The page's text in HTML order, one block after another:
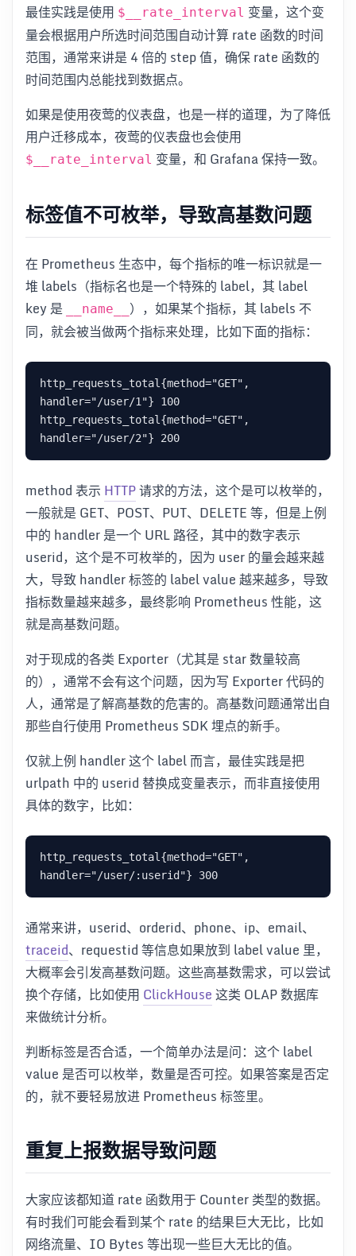
最佳实践是使用 $__rate_interval 变量，这个变
量会根据用户所选时间范围自动计算 rate 函数的时间
范围，通常来讲是 4 倍的 step 值，确保 rate 函数的
时间范围内总能找到数据点。
如果是使用夜莺的仪表盘，也是一样的道理，为了降低
用户迁移成本，夜莺的仪表盘也会使用
$__rate_interval 变量，和 Grafana 保持一致。
标签值不可枚举，导致高基数问题
在 Prometheus 生态中，每个指标的唯一标识就是一
堆 labels（指标名也是一个特殊的 label，其 label
key 是
__name__ ），如果某个指标，其 labels 不
同，就会被当做两个指标来处理，比如下面的指标：
http_requests_total{method="GET",
handler="/user/1"} 100
http_requests_total{method="GET",
method 表示 HTTP请求的方法，这个是可以枚举的，
一般就是 GET、POST、PUT、DELETE 等，但是上例
中的 handler 是一个 URL 路径，其中的数字表示
userid，这个是不可枚举的，因为 user 的量会越来越
大，导致 handler 标签的 label value 越来越多，导致
指标数量越来越多，最终影响 Prometheus 性能，这
就是高基数问题。
对于现成的各类 Exporter（尤其是 star 数量较高
的），通常不会有这个问题，因为写 Exporter 代码的
人，通常是了解高基数的危害的。高基数问题通常出自
那些自行使用 Prometheus SDK 埋点的新手。
仅就上例 handler 这个 label 而言，最佳实践是把
urlpath 中的 userid 替换成变量表示，而非直接使用
具体的数字，比如：
http_requests_total{method="GET",
通常来讲，userid、orderid、phone、ip、email、
traceid、requestid 等信息如果放到 label value 里，
大概率会引发高基数问题。这些高基数需求，可以尝试
换个存储，比如使用 ClickHouse这类 OLAP 数据库
来做统计分析。
判断标签是否合适，一个简单办法是问：这个 label
value 是否可以枚举，数量是否可控。如果答案是否定
的，就不要轻易放进 Prometheus 标签里。
重复上报数据导致问题
大家应该都知道 rate 函数用于 Counter 类型的数据。
有时我们可能会看到某个 rate 的结果巨大无比，比如
网络流量、IO Bytes 等出现一些巨大无比的值。